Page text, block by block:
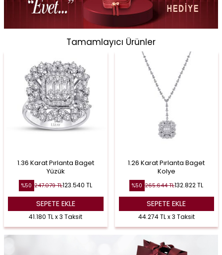
Tamamlayıcı Ürünler
1.36 Karat Pırlanta Baget
Yüzük
%50 247.079TL123.540 TL
SEPETE EKLE
41.180 TL x 3 Taksit
1.26 Karat Pırlanta Baget
Kolye
%50 265.644TL132.822TL
SEPETE EKLE
44.274 TL x 3 Taksit